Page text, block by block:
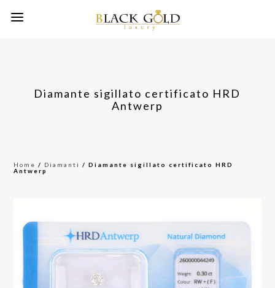
Diamante sigillato certificato HRD
Antwerp
Home / Diamanti / Diamante sigillato certificato HRD
Antwerp